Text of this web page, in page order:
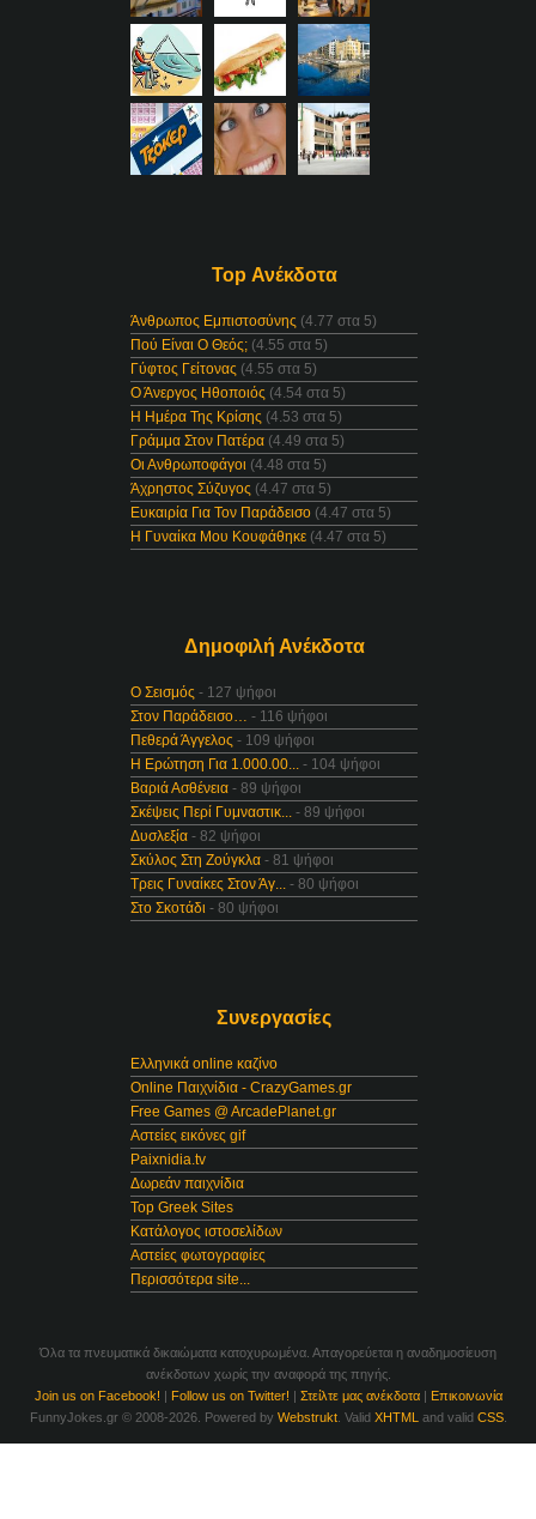
Top Ανέκδοτα
Άνθρωπος Εμπιστοσύνης (4.77 στα 5)
Πού Είναι Ο Θεός; (4.55 στα 5)
Γύφτος Γείτονας (4.55 στα 5)
Ο Άνεργος Ηθοποιός (4.54 στα 5)
Η Ημέρα Της Κρίσης (4.53 στα 5)
Γράμμα Στον Πατέρα (4.49 στα 5)
Οι Ανθρωποφάγοι (4.48 στα 5)
Άχρηστος Σύζυγος (4.47 στα 5)
Ευκαιρία Για Τον Παράδεισο (4.47 στα 5)
Η Γυναίκα Μου Κουφάθηκε (4.47 στα 5)
Δημοφιλή Ανέκδοτα
Ο Σεισμός - 127 ψήφοι
Στον Παράδεισο… - 116 ψήφοι
Πεθερά Άγγελος - 109 ψήφοι
Η Ερώτηση Για 1.000.00... - 104 ψήφοι
Βαριά Ασθένεια - 89 ψήφοι
Σκέψεις Περί Γυμναστικ... - 89 ψήφοι
Δυσλεξία - 82 ψήφοι
Σκύλος Στη Ζούγκλα - 81 ψήφοι
Τρεις Γυναίκες Στον Άγ... - 80 ψήφοι
Στο Σκοτάδι - 80 ψήφοι
Συνεργασίες
Ελληνικά online καζίνο
Online Παιχνίδια - CrazyGames.gr
Free Games @ ArcadePlanet.gr
Αστείες εικόνες gif
Paixnidia.tv
Δωρεάν παιχνίδια
Top Greek Sites
Κατάλογος ιστοσελίδων
Αστείες φωτογραφίες
Περισσότερα site...
Όλα τα πνευματικά δικαιώματα κατοχυρωμένα. Απαγορεύεται η αναδημοσίευση
ανέκδοτων χωρίς την αναφορά της πηγής.
Join us on Facebook! | Follow us on Twitter! | Στείλτε μας ανέκδοτα| Επικοινωνία
FunnyJokes.gr © 2008-2026. Powered by Webstrukt. Valid XHTML and valid CSS.